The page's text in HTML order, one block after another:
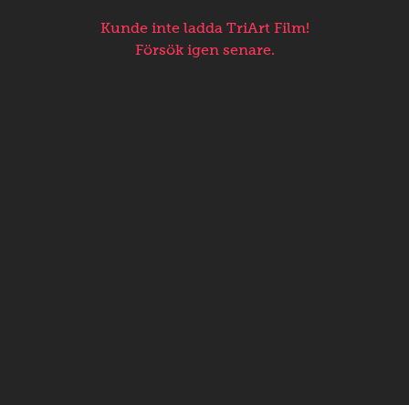
Kunde inte ladda TriArt Film!
Försök igen senare.